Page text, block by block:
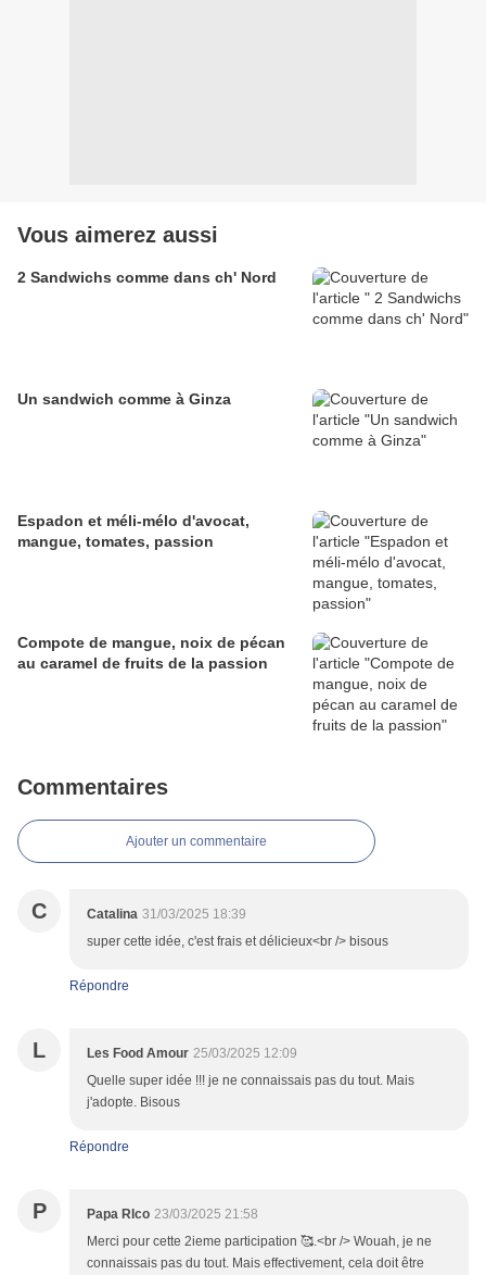
Vous aimerez aussi
2 Sandwichs comme dans ch' Nord
Un sandwich comme à Ginza
Espadon et méli-mélo d'avocat,
mangue, tomates, passion
Compote de mangue, noix de pécan
au caramel de fruits de la passion
Commentaires
Ajouter un commentaire
C Catalina 31/03/2025 18:39
super cette idée, c'est frais et délicieux<br /> bisous
Répondre
L Les Food Amour 25/03/2025 12:09
Quelle super idée !!! je ne connaissais pas du tout. Mais
j'adopte. Bisous
Répondre
P Papa RIco 23/03/2025 21:58
Merci pour cette 2ieme participation 🥰.<br /> Wouah, je ne
connaissais pas du tout. Mais effectivement, cela doit être